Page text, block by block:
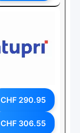
CHF 290.95
CHF 306.55